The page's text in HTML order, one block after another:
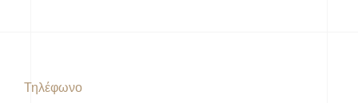
Τηλέφωνο